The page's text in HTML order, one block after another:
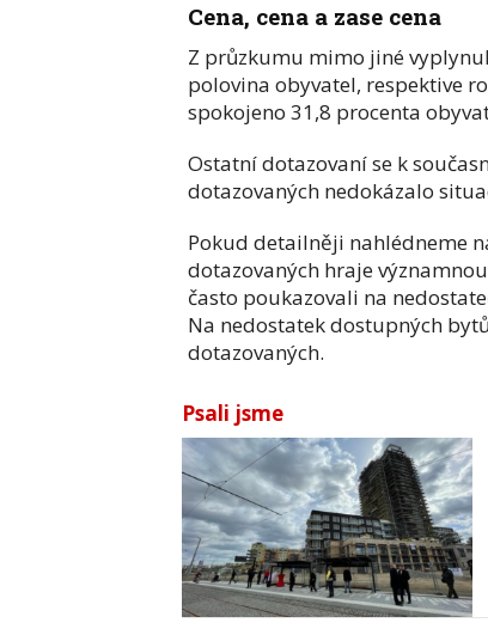
Cena, cena a zase cena
Z průzkumu mimo jiné
polovina obyvatel, respektive
spokojeno 31,8 procenta
Ostatní dotazovaní se k
dotazovaných nedokázalo
Pokud detailněji nahlédneme
dotazovaných hraje
často poukazovali na
Na nedostatek dostupných
dotazovaných.
Psali jsme